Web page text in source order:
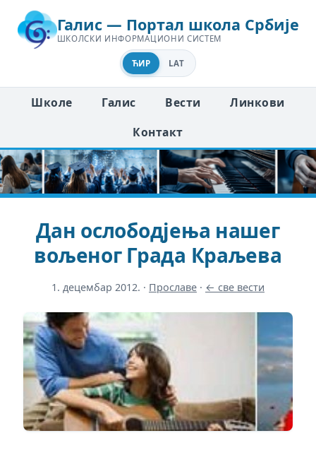
Галис — Портал школа Србије
ШКОЛСКИ ИНФОРМАЦИОНИ СИСТЕМ
ЋИР LAT
Школе Галис Вести
Линкови
Контакт
Дан ослободјења нашег
вољеног Града Краљева
1. децембар 2012. · Прославе · ← све вести